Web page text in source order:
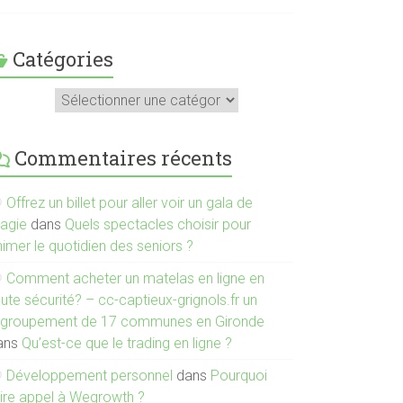
Catégories
Commentaires récents
Offrez un billet pour aller voir un gala de
dans Quels spectacles choisir pour
le quotidien des seniors ?
Comment acheter un matelas en ligne en
sécurité? – cc-captieux-grignols.fr un
de 17 communes en Gironde
Qu’est-ce que le trading en ligne ?
Développement personnel dans Pourquoi
appel à Wegrowth ?